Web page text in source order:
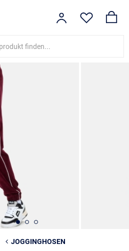
JOGGINGHOSEN